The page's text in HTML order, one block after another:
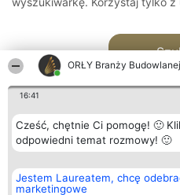
ORŁY Branży Budowlanej
16:41
Cześć, chętnie Ci pomogę! 🙂
odpowiedni temat rozmowy! 🙂
Jestem Laureatem, chcę
marketingowe
Organizator plebiscytu
Bright Side Solutions sp. z o.
o. sp. k.